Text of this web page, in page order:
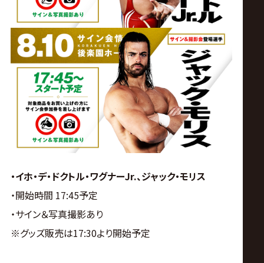
・イホ・デ・ドクトル・ワグナーJr.、ジャック・モリス
・開始時間 17:45予定
・サイン＆写真撮影あり
※グッズ販売は17:30より開始予定